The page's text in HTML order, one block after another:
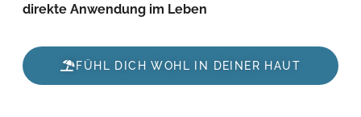
direkte Anwendung im Leben
FÜHL DICH WOHL IN DEINER HAUT